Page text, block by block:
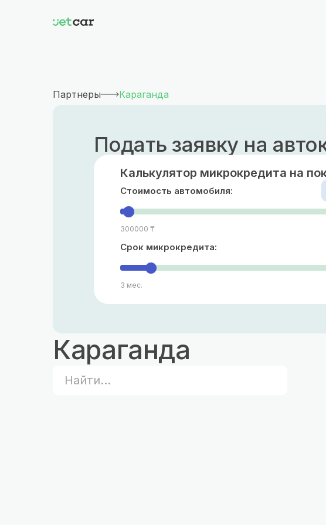
Партнеры Караганда
Подать заявку на
Калькулятор микрокредита на
Стоимость автомобиля:
300000 ₸
Срок микрокредита:
3 мес.
Караганда